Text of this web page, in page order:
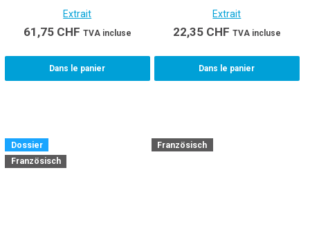
Installateur sanitaire CFC
Extrait
61,75 CHF TVA incluse
Dans le panier
Extrait
22,35 CHF TVA incluse
Dans le panier
Dossier
Französisch
Französisch